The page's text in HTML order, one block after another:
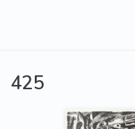
425